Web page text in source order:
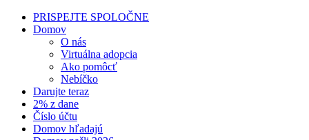
PRISPEJTE SPOLOČNE
Domov
O nás
Virtuálna adopcia
Ako pomôcť
Nebíčko
Darujte teraz
2% z dane
Číslo účtu
Domov hľadajú